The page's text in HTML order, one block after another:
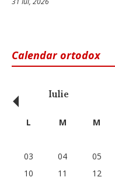
Calendar ortodox
Iulie
‹ L M M
03
04 05
10
11 12